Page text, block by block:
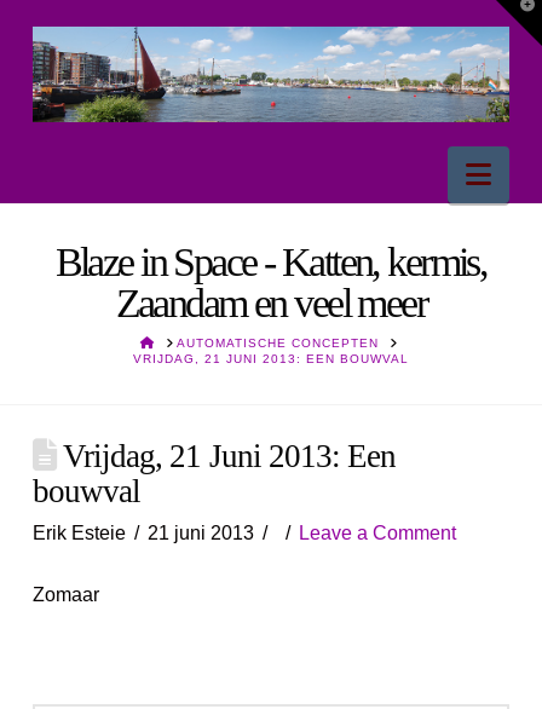
Blaze in Space - Katten, kermis,
Zaandam en veel meer
HOMEAUTOMATISCHE CONCEPTEN
VRIJDAG, 21 JUNI 2013: EEN BOUWVAL
Vrijdag, 21 Juni 2013: Een
bouwval
Erik Esteie 21 juni 2013 Leave a Comment
Zomaar